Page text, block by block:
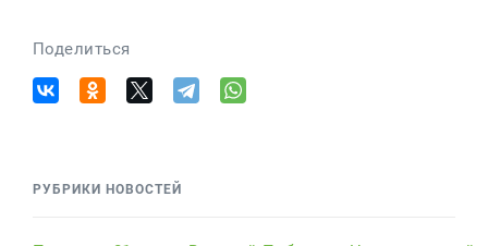
Поделиться
РУБРИКИ НОВОСТЕЙ